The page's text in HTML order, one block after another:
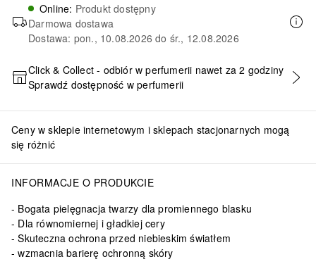
Online: Produkt dostępny
Darmowa dostawa
Dostawa: pon., 10.08.2026 do śr., 12.08.2026
DODAJ DO KOSZYKA
Click & Collect - odbiór w perfumerii nawet za 2 godziny
Sprawdź dostępność w perfumerii
Ceny w sklepie internetowym i sklepach stacjonarnych mogą
się różnić
INFORMACJE O PRODUKCIE
Bogata pielęgnacja twarzy dla promiennego blasku
Dla równomiernej i gładkiej cery
Skuteczna ochrona przed niebieskim światłem
wzmacnia barierę ochronną skóry